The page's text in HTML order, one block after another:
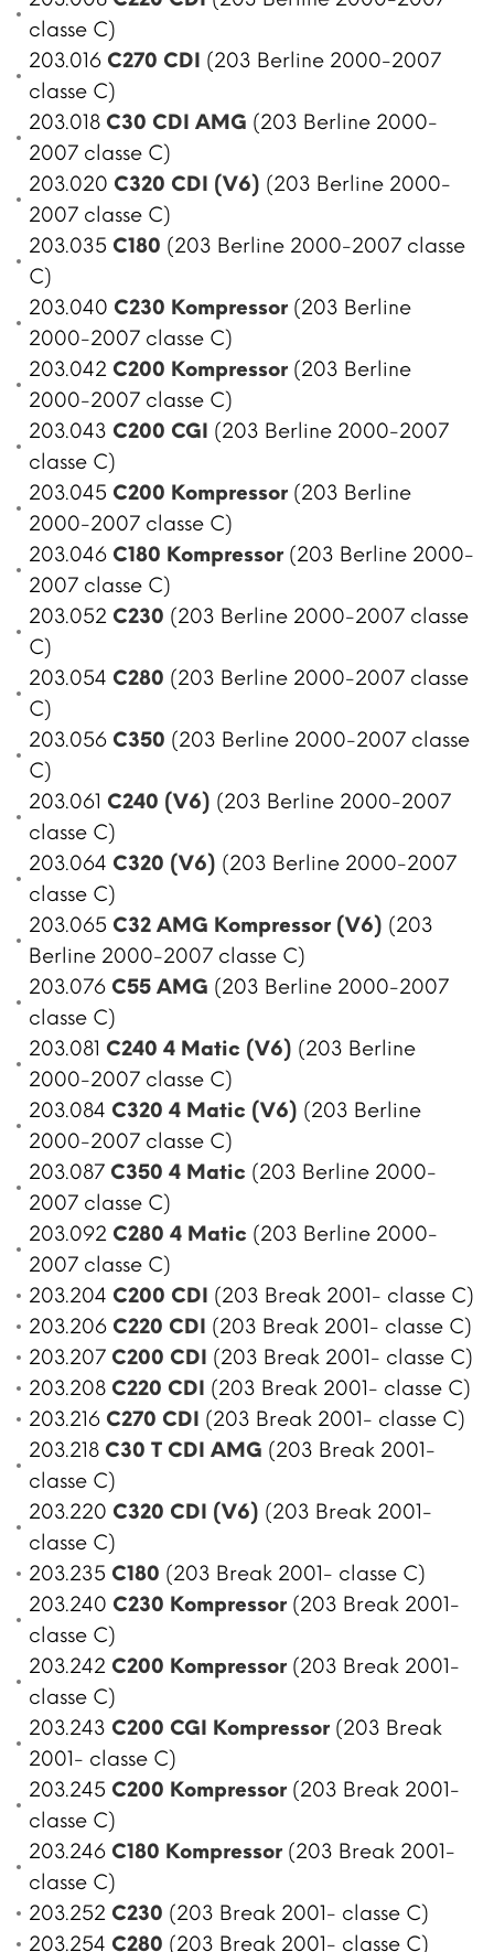
classe C)
203.016 C270 CDI (203 Berline 2000-2007
classe C)
203.018 C30 CDI AMG (203 Berline 2000-
2007 classe C)
203.020 C320 CDI (V6) (203 Berline 2000-
2007 classe C)
203.035 C180 (203 Berline 2000-2007 classe
C)
203.040 C230 Kompressor (203 Berline
2000-2007 classe C)
203.042 C200 Kompressor (203 Berline
2000-2007 classe C)
203.043 C200 CGI (203 Berline 2000-2007
classe C)
203.045 C200 Kompressor (203 Berline
2000-2007 classe C)
203.046 C180 Kompressor (203 Berline 2000-
2007 classe C)
203.052 C230 (203 Berline 2000-2007 classe
C)
203.054 C280 (203 Berline 2000-2007 classe
C)
203.056 C350 (203 Berline 2000-2007 classe
C)
203.061 C240 (V6) (203 Berline 2000-2007
classe C)
203.064 C320 (V6) (203 Berline 2000-2007
classe C)
203.065 C32 AMG Kompressor (V6) (203
Berline 2000-2007 classe C)
203.076 C55 AMG (203 Berline 2000-2007
classe C)
203.081 C240 4 Matic (V6) (203 Berline
2000-2007 classe C)
203.084 C320 4 Matic (V6) (203 Berline
2000-2007 classe C)
203.087 C350 4 Matic (203 Berline 2000-
2007 classe C)
203.092 C280 4 Matic (203 Berline 2000-
2007 classe C)
203.204 C200 CDI (203 Break 2001- classe C)
203.206 C220 CDI (203 Break 2001- classe C)
203.207 C200 CDI (203 Break 2001- classe C)
203.208 C220 CDI (203 Break 2001- classe C)
203.216 C270 CDI (203 Break 2001- classe C)
203.218 C30 T CDI AMG (203 Break 2001-
classe C)
203.220 C320 CDI (V6) (203 Break 2001-
classe C)
203.235 C180 (203 Break 2001- classe C)
203.240 C230 Kompressor (203 Break 2001-
classe C)
203.242 C200 Kompressor (203 Break 2001-
classe C)
203.243 C200 CGI Kompressor (203 Break
2001- classe C)
203.245 C200 Kompressor (203 Break 2001-
classe C)
203.246 C180 Kompressor (203 Break 2001-
classe C)
203.252 C230 (203 Break 2001- classe C)
203.254 C280 (203 Break 2001- classe C)